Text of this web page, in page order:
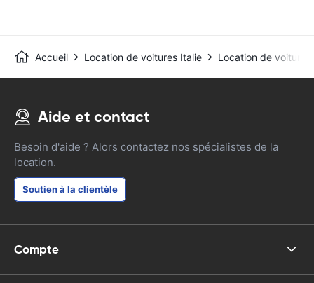
Accueil Location de voitures Italie Location de voitures
Aide et contact
Besoin d'aide ? Alors contactez nos spécialistes de la
location.
Soutien à la clientèle
Compte